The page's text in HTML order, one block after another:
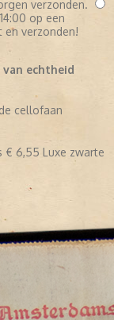
verzonden.
op een
verzonden!
echtheid
cellofaan
€ 6,55 Luxe zwarte